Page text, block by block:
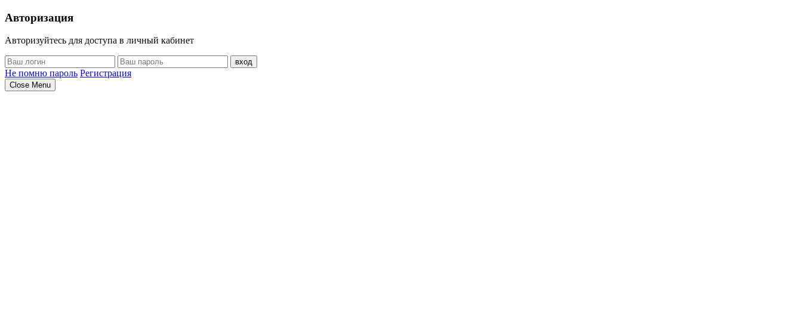
Авторизация
Авторизуйтесь для доступа в личный кабинет
вход
Не помню пароль Регистрация
Close Menu